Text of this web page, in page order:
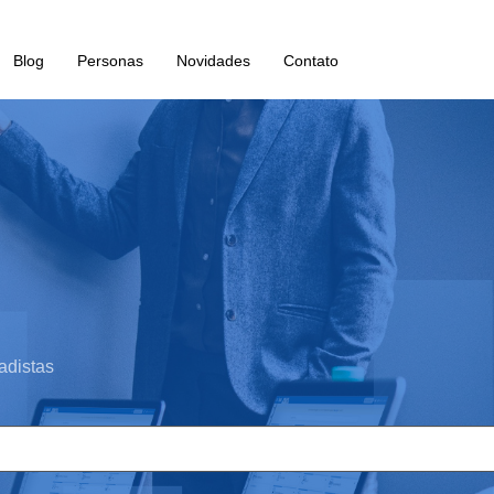
Blog Personas Novidades Contato